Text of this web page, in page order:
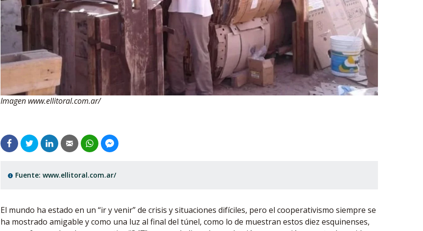
Imagen www.ellitoral.com.ar/
Fuente: www.ellitoral.com.ar/
El mundo ha estado en un “ir y venir” de crisis y situaciones difíciles, pero el cooperativismo siempre se
ha mostrado amigable y como una luz al final del túnel, como lo de muestran estos diez esquinenses,